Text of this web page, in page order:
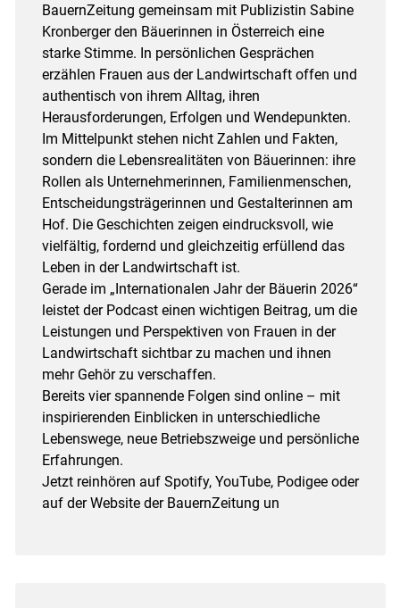
BauernZeitung gemeinsam mit Publizistin Sabine
Kronberger den Bäuerinnen in Österreich eine
starke Stimme. In persönlichen Gesprächen
erzählen Frauen aus der Landwirtschaft offen und
authentisch von ihrem Alltag, ihren
Herausforderungen, Erfolgen und Wendepunkten.
Im Mittelpunkt stehen nicht Zahlen und Fakten,
sondern die Lebensrealitäten von Bäuerinnen: ihre
Rollen als Unternehmerinnen, Familienmenschen,
Entscheidungsträgerinnen und Gestalterinnen am
Hof. Die Geschichten zeigen eindrucksvoll, wie
vielfältig, fordernd und gleichzeitig erfüllend das
Leben in der Landwirtschaft ist.
Gerade im „Internationalen Jahr der Bäuerin 2026“
leistet der Podcast einen wichtigen Beitrag, um die
Leistungen und Perspektiven von Frauen in der
Landwirtschaft sichtbar zu machen und ihnen
mehr Gehör zu verschaffen.
Bereits vier spannende Folgen sind online – mit
inspirierenden Einblicken in unterschiedliche
Lebenswege, neue Betriebszweige und persönliche
Erfahrungen.
Jetzt reinhören auf Spotify, YouTube, Podigee oder
auf der Website der BauernZeitung un